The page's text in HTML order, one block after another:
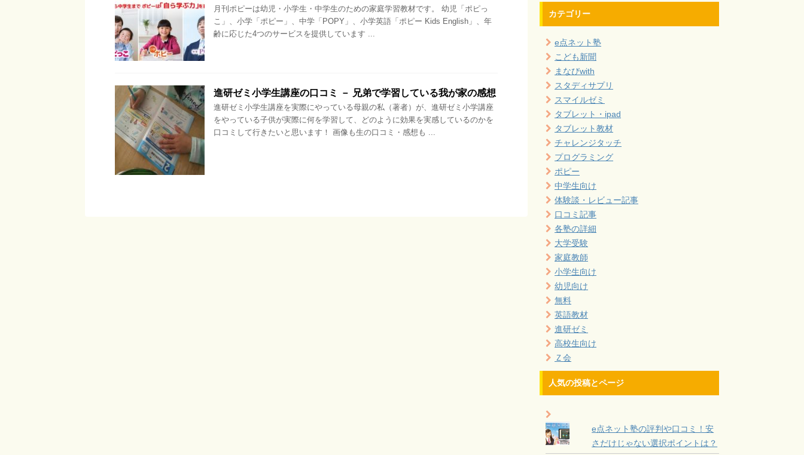
月刊ポピーは幼児・小学生・中学生のための家庭学習教材です。 幼児「ポピっ
こ」、小学「ポピー」、中学「POPY」、小学英語「ポピー Kids English」、年
齢に応じた4つのサービスを提供しています ...
進研ゼミ小学生講座の口コミ － 兄弟で学習している我が家の感想
進研ゼミ小学生講座を実際にやっている母親の私（著者）が、進研ゼミ小学講座
をやっている子供が実際に何を学習して、どのように効果を実感しているのかを
口コミして行きたいと思います！ 画像も生の口コミ・感想も ...
カテゴリー
e点ネット塾
こども新聞
まなびwith
スタディサプリ
スマイルゼミ
タブレット・ipad
タブレット教材
チャレンジタッチ
プログラミング
ポピー
中学生向け
体験談・レビュー記事
口コミ記事
各塾の詳細
大学受験
家庭教師
小学生向け
幼児向け
無料
英語教材
進研ゼミ
高校生向け
Ｚ会
人気の投稿とページ
e点ネット塾の評判や口コミ！安
さだけじゃない選択ポイントは？